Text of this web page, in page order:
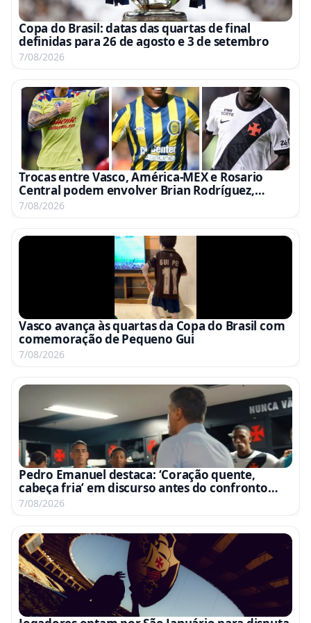
Copa do Brasil: datas das quartas de final
definidas para 26 de agosto e 3 de setembro
7/08/2026
Trocas entre Vasco, América-MEX e Rosario
Central podem envolver Brian Rodríguez,
Campaz e Marino
7/08/2026
Vasco avança às quartas da Copa do Brasil com
comemoração de Pequeno Gui
7/08/2026
Pedro Emanuel destaca: ‘Coração quente,
cabeça fria’ em discurso antes do confronto
com o Fluminense
7/08/2026